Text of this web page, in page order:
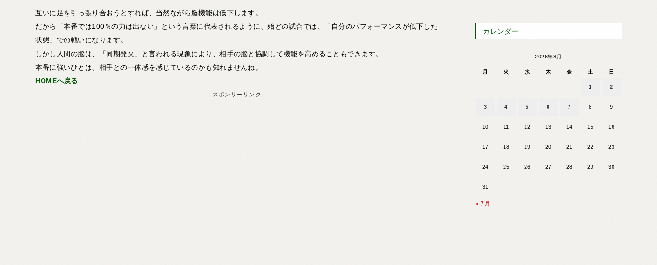
互いに足を引っ張り合おうとすれば、当然ながら脳機能は低下します。
だから「本番では100％の力は出ない」という言葉に代表されるように、殆どの試合では、「自分のパフォーマンスが低下した
状態」での戦いになります。
しかし人間の脳は、「同期発火」と言われる現象により、相手の脳と協調して機能を高めることもできます。
本番に強いひとは、相手との一体感を感じているのかも知れませんね。
HOMEへ戻る
スポンサーリンク
カレンダー
2026年8月
月 火 水 木 金 土 日
1 2
3 4 5 6 7 8 9
10 11 12 13 14 15 16
17 18 19 20 21 22 23
24 25 26 27 28 29 30
31
« 7月